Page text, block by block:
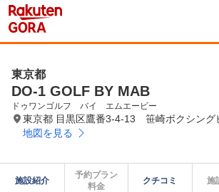
東京都
DO-1 GOLF BY MAB
ドゥワンゴルフ　バイ　エムエービー
東京都 目黒区鷹番3-4-13 笹崎ボクシング
地図を見る
施設紹介
予約プラン
料金
クチコミ 施